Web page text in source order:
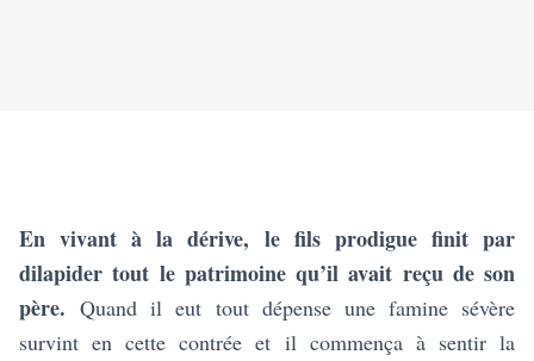
En vivant à la dérive, le fils prodigue finit par
dilapider tout le patrimoine qu’il avait reçu de son
père.Quand il eut tout dépense une famine sévère
survint en cette contrée et il commença à sentir la